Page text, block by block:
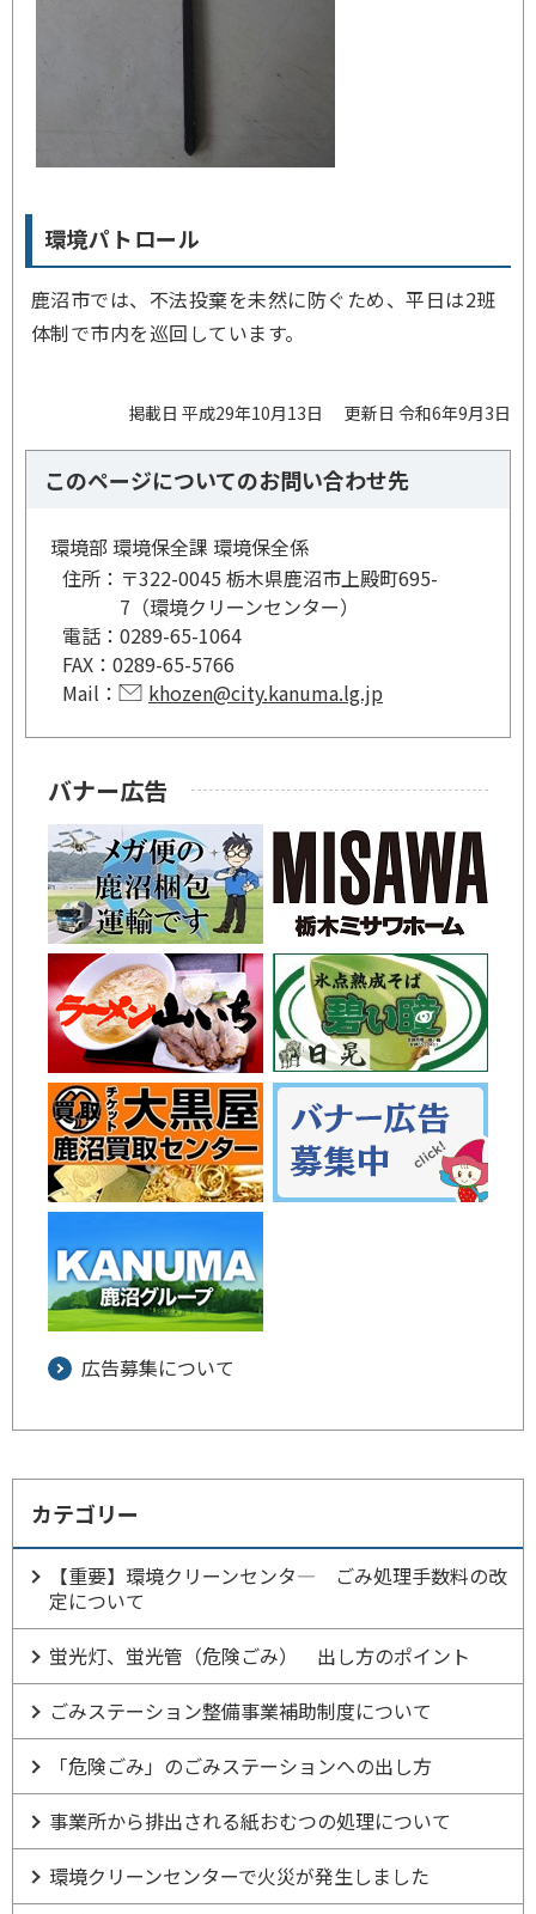
環境パトロール
鹿沼市では、不法投棄を未然に防ぐため、平日は2班
体制で市内を巡回しています。
掲載日 平成29年10月13日 更新日 令和6年9月3日
このページについてのお問い合わせ先
環境部 環境保全課 環境保全係
住所： 〒322-0045 栃木県鹿沼市上殿町695-
7（環境クリーンセンター）
電話： 0289-65-1064
FAX： 0289-65-5766
Mail：
khozen@city.kanuma.lg.jp
バナー広告
広告募集について
カテゴリー
【重要】環境クリーンセンタ― ごみ処理手数料の改
定について
蛍光灯、蛍光管（危険ごみ） 出し方のポイント
ごみステーション整備事業補助制度について
「危険ごみ」のごみステーションへの出し方
事業所から排出される紙おむつの処理について
環境クリーンセンターで火災が発生しました